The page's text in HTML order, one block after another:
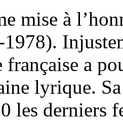
mise à
a
lyrique.
les derniers